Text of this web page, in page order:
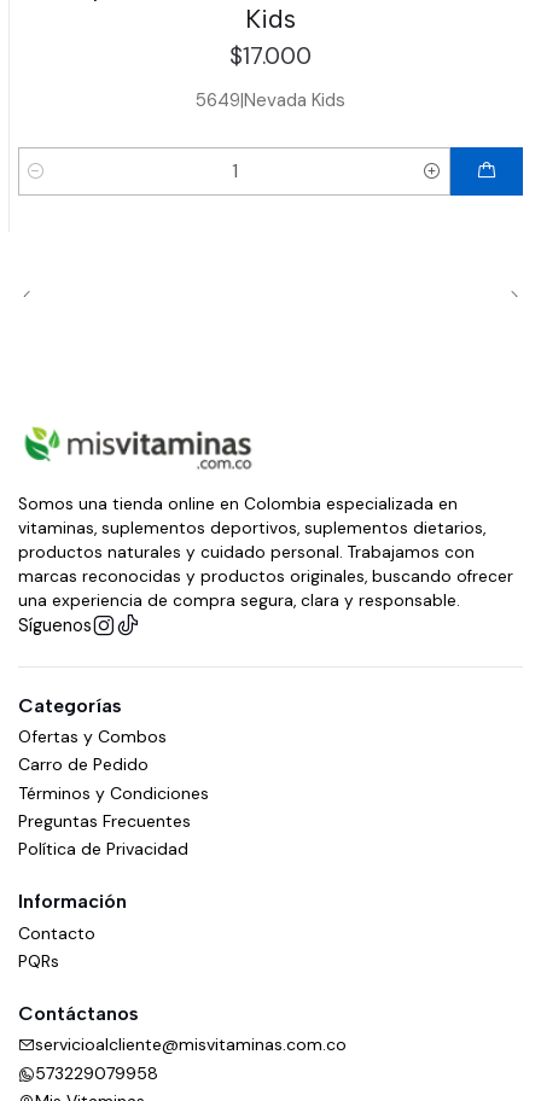
Kids
$17.000
5649|Nevada Kids
Cantidad
Somos una tienda online en Colombia especializada en
vitaminas, suplementos deportivos, suplementos dietarios,
productos naturales y cuidado personal. Trabajamos con
marcas reconocidas y productos originales, buscando ofrecer
una experiencia de compra segura, clara y responsable.
Síguenos
Categorías
Ofertas y Combos
Carro de Pedido
Términos y Condiciones
Preguntas Frecuentes
Política de Privacidad
Información
Contacto
PQRs
Contáctanos
servicioalcliente@misvitaminas.com.co
573229079958